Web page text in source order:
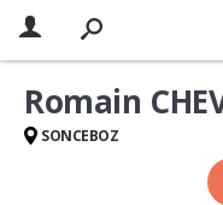
Romain
SONCEBOZ